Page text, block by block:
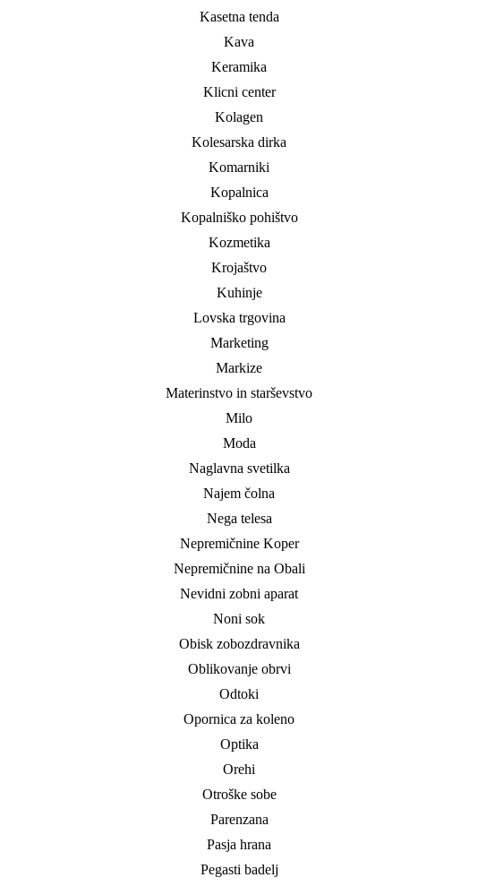
Kasetna tenda
Kava
Keramika
Klicni center
Kolagen
Kolesarska dirka
Komarniki
Kopalnica
Kopalniško pohištvo
Kozmetika
Krojaštvo
Kuhinje
Lovska trgovina
Marketing
Markize
Materinstvo in starševstvo
Milo
Moda
Naglavna svetilka
Najem čolna
Nega telesa
Nepremičnine Koper
Nepremičnine na Obali
Nevidni zobni aparat
Noni sok
Obisk zobozdravnika
Oblikovanje obrvi
Odtoki
Opornica za koleno
Optika
Orehi
Otroške sobe
Parenzana
Pasja hrana
Pegasti badelj